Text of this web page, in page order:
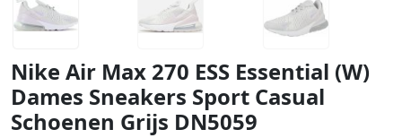
Nike Air Max 270 ESS Essential (W)
Dames Sneakers Sport Casual
Schoenen Grijs DN5059